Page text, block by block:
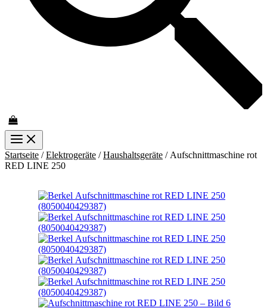
Startseite /Elektrogeräte /Haushaltsgeräte / Aufschnittmaschine rot
RED LINE 250